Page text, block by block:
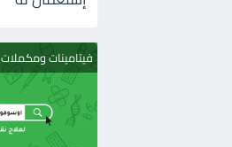
فيتامينات ومكملات